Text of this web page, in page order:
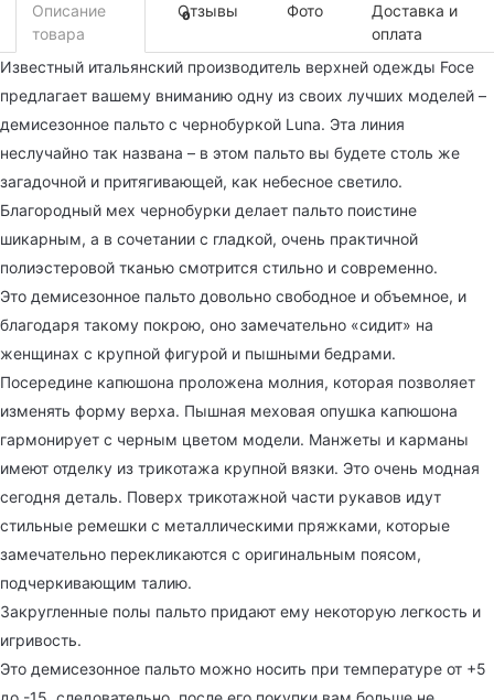
Описание
товара
Отзывы
0 Фото
Доставка и
оплата
Известный итальянский производитель верхней одежды Foce
предлагает вашему вниманию одну из своих лучших моделей –
демисезонное пальто с чернобуркой Luna. Эта линия
неслучайно так названа – в этом пальто вы будете столь же
загадочной и притягивающей, как небесное светило.
Благородный мех чернобурки делает пальто поистине
шикарным, а в сочетании с гладкой, очень практичной
полиэстеровой тканью смотрится стильно и современно.
Это демисезонное пальто довольно свободное и объемное, и
благодаря такому покрою, оно замечательно «сидит» на
женщинах с крупной фигурой и пышными бедрами.
Посередине капюшона проложена молния, которая позволяет
изменять форму верха. Пышная меховая опушка капюшона
гармонирует с черным цветом модели. Манжеты и карманы
имеют отделку из трикотажа крупной вязки. Это очень модная
сегодня деталь. Поверх трикотажной части рукавов идут
стильные ремешки с металлическими пряжками, которые
замечательно перекликаются с оригинальным поясом,
подчеркивающим талию.
Закругленные полы пальто придают ему некоторую легкость и
игривость.
Это демисезонное пальто можно носить при температуре от +5